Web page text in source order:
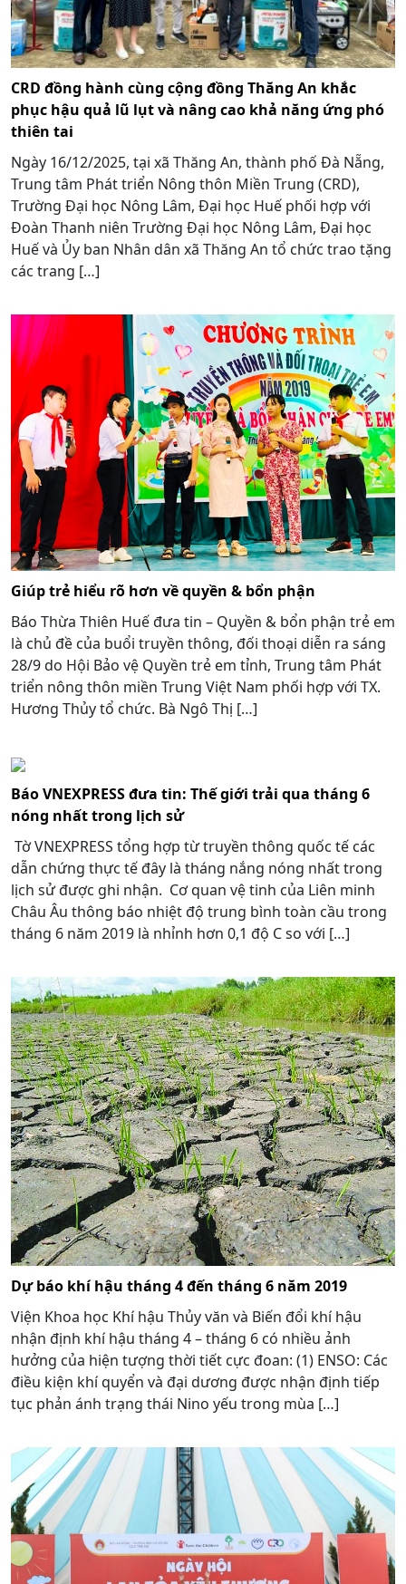
CRD đồng hành cùng cộng đồng Thăng An khắc
phục hậu quả lũ lụt và nâng cao khả năng ứng phó
thiên tai
Ngày 16/12/2025, tại xã Thăng An, thành phố Đà Nẵng,
Trung tâm Phát triển Nông thôn Miền Trung (CRD),
Trường Đại học Nông Lâm, Đại học Huế phối hợp với
Đoàn Thanh niên Trường Đại học Nông Lâm, Đại học
Huế và Ủy ban Nhân dân xã Thăng An tổ chức trao tặng
các trang […]
Giúp trẻ hiểu rõ hơn về quyền & bổn phận
Báo Thừa Thiên Huế đưa tin – Quyền & bổn phận trẻ em
là chủ đề của buổi truyền thông, đối thoại diễn ra sáng
28/9 do Hội Bảo vệ Quyền trẻ em tỉnh, Trung tâm Phát
triển nông thôn miền Trung Việt Nam phối hợp với TX.
Hương Thủy tổ chức. Bà Ngô Thị […]
Báo VNEXPRESS đưa tin: Thế giới trải qua tháng 6
nóng nhất trong lịch sử
Tờ VNEXPRESS tổng hợp từ truyền thông quốc tế các
dẫn chứng thực tế đây là tháng nắng nóng nhất trong
lịch sử được ghi nhận. Cơ quan vệ tinh của Liên minh
Châu Âu thông báo nhiệt độ trung bình toàn cầu trong
tháng 6 năm 2019 là nhỉnh hơn 0,1 độ C so với […]
Dự báo khí hậu tháng 4 đến tháng 6 năm 2019
Viện Khoa học Khí hậu Thủy văn và Biến đổi khí hậu
nhận định khí hậu tháng 4 – tháng 6 có nhiều ảnh
hưởng của hiện tượng thời tiết cực đoan: (1) ENSO: Các
điều kiện khí quyển và đại dương được nhận định tiếp
tục phản ánh trạng thái Nino yếu trong mùa […]